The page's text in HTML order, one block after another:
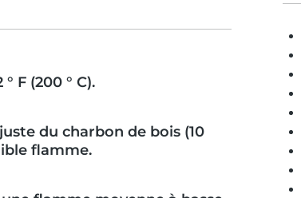
F (200 ° C).
du charbon de bois (10
flamme.